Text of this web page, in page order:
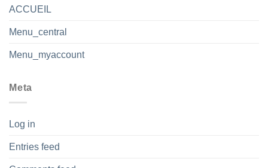
ACCUEIL
Menu_central
Menu_myaccount
Meta
Log in
Entries feed